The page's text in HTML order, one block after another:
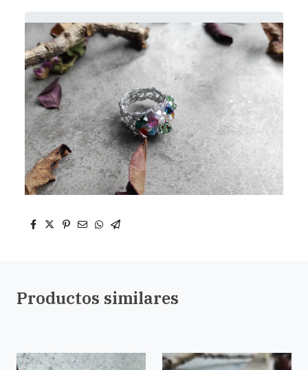
Productos similares